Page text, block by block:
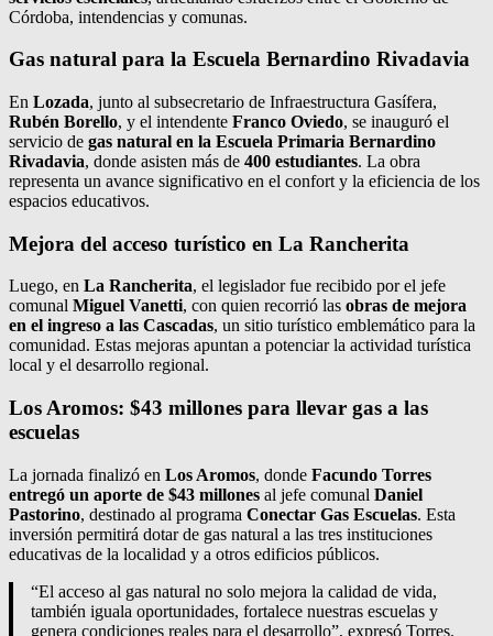
Córdoba, intendencias y comunas.
Gas natural para la Escuela Bernardino Rivadavia
En Lozada, junto al subsecretario de Infraestructura Gasífera,
Rubén Borello, y el intendente Franco Oviedo, se inauguró el
servicio de gas natural en la Escuela Primaria Bernardino
Rivadavia, donde asisten más de 400 estudiantes. La obra
representa un avance significativo en el confort y la eficiencia de los
espacios educativos.
Mejora del acceso turístico en La Rancherita
Luego, en La Rancherita, el legislador fue recibido por el jefe
comunal Miguel Vanetti, con quien recorrió las obras de mejora
en el ingreso a las Cascadas, un sitio turístico emblemático para la
comunidad. Estas mejoras apuntan a potenciar la actividad turística
local y el desarrollo regional.
Los Aromos: $43 millones para llevar gas a las
escuelas
La jornada finalizó en Los Aromos, donde Facundo Torres
entregó un aporte de $43 millones al jefe comunal Daniel
Pastorino, destinado al programa Conectar Gas Escuelas. Esta
inversión permitirá dotar de gas natural a las tres instituciones
educativas de la localidad y a otros edificios públicos.
“El acceso al gas natural no solo mejora la calidad de vida,
también iguala oportunidades, fortalece nuestras escuelas y
genera condiciones reales para el desarrollo”, expresó Torres.